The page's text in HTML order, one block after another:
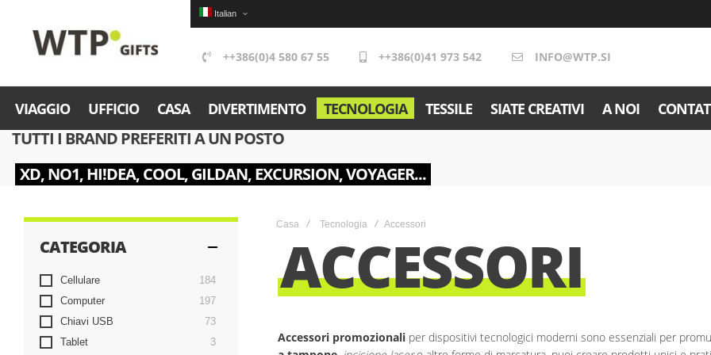
Italian
++386(0)4 580 67 55 ++386(0)41 973 542 INFO@WTP.SI
VIAGGIO UFFICIO CASA DIVERTIMENTO TECNOLOGIA TESSILE SIATE CREATIVI A NOI
TUTTI I BRAND PREFERITI A UN POSTO
XD, NO1, HI!DEA, COOL, GILDAN, EXCURSION, VOYAGER...
Casa Tecnologia Accessori
ACCESSORI
Accessori promozionali per dispositivi tecnologici moderni sono essenziali per
CATEGORIA
Cellulare 184items
Computer
197items
Chiavi USB
73items
Tablet
3items